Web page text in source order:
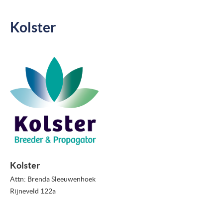
HÔTELS
COMMUNIQUÉS DE PRESSE
BULLETIN
MÉDIAS
VIDEO REPORTS
VIDÉOS NOUVEAUTÉS
PHOTOS
Kolster
Kolster
Attn: Brenda Sleeuwenhoek
Rijneveld 122a